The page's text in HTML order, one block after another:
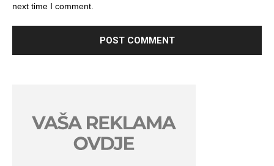
next time I comment.